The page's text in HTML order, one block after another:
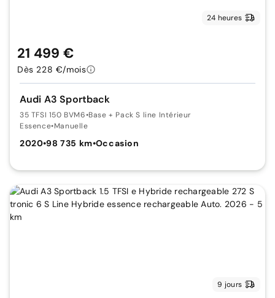
24 heures
Audi A3 Sportback
35 TFSI 150 BVM6•Base + Pack S line Intérieur
Essence•Manuelle
2020•98 735 km•Occasion
21 499 €
Dès 228 €/mois
9 jours